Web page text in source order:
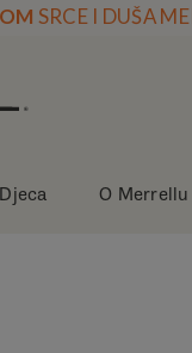
SRCE I DUŠA
Djeca O Merrellu